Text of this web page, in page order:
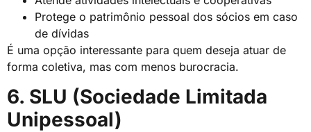
Protege o patrimônio pessoal dos sócios em caso
de dívidas
É uma opção interessante para quem deseja atuar de
forma coletiva, mas com menos burocracia.
6. SLU (Sociedade Limitada
Unipessoal)